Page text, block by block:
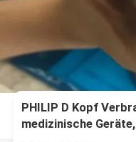
PHILIP D Kopf
medizinische